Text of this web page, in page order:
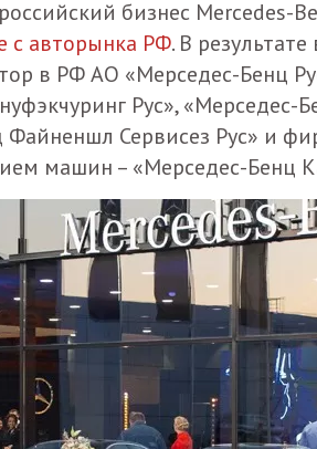
бизнес Mercedes-
с авторынка РФ. В
в РФ АО «Мерседес-Бенц
Рус», «Мерседес-
Сервисез Рус» и
машин – «Мерседес-Бенц